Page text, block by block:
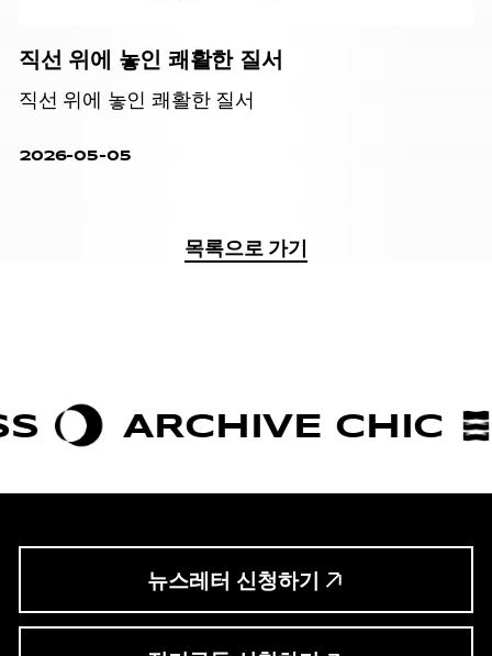
직선 위에 놓인 쾌활한 질서
직선 위에 놓인 쾌활한 질서
2026-05-05
목록으로 가기
CHIC
뉴스레터 신청하기